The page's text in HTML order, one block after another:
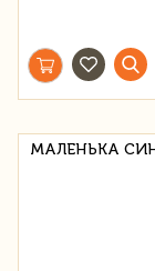
МАЛЕНЬКА